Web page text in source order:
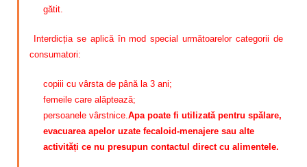
gătit.
Interdicția se aplică în mod special următoarelor categorii de
consumatori:
copiii cu vârsta de până la 3 ani;
femeile care alăptează;
persoanele vârstnice.Apa poate fi utilizată pentru spălare,
evacuarea apelor uzate fecaloid-menajere sau alte
activități ce nu presupun contactul direct cu alimentele.